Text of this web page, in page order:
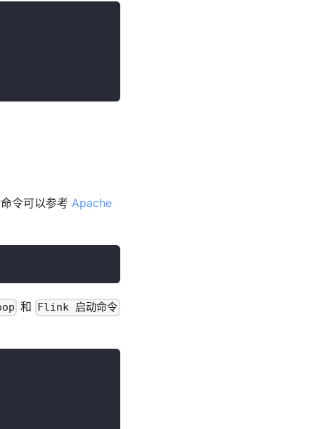
令可以参考Apache
和 Flink 启动命令